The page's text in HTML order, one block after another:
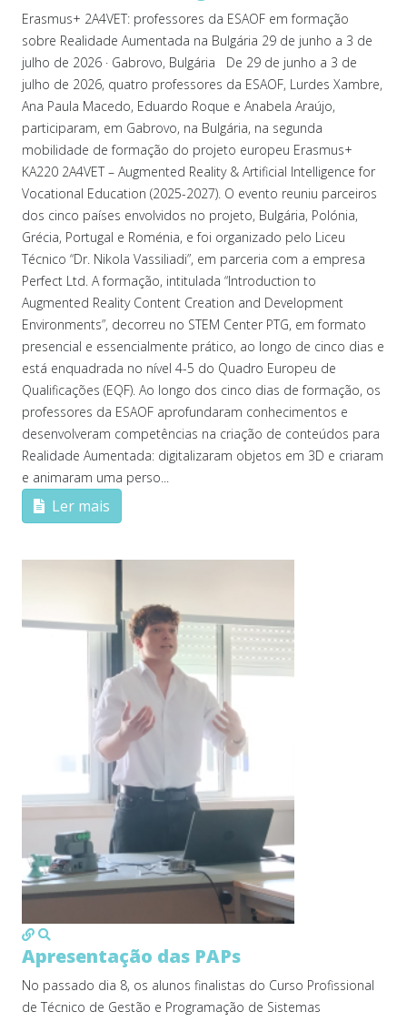
Erasmus+ 2A4VET: professores da ESAOF em formação
sobre Realidade Aumentada na Bulgária 29 de junho a 3 de
julho de 2026 · Gabrovo, Bulgária De 29 de junho a 3 de
julho de 2026, quatro professores da ESAOF, Lurdes Xambre,
Ana Paula Macedo, Eduardo Roque e Anabela Araújo,
participaram, em Gabrovo, na Bulgária, na segunda
mobilidade de formação do projeto europeu Erasmus+
KA220 2A4VET – Augmented Reality & Artificial Intelligence for
Vocational Education (2025-2027). O evento reuniu parceiros
dos cinco países envolvidos no projeto, Bulgária, Polónia,
Grécia, Portugal e Roménia, e foi organizado pelo Liceu
Técnico “Dr. Nikola Vassiliadi”, em parceria com a empresa
Perfect Ltd. A formação, intitulada “Introduction to
Augmented Reality Content Creation and Development
Environments”, decorreu no STEM Center PTG, em formato
presencial e essencialmente prático, ao longo de cinco dias e
está enquadrada no nível 4-5 do Quadro Europeu de
Qualificações (EQF). Ao longo dos cinco dias de formação, os
professores da ESAOF aprofundaram conhecimentos e
desenvolveram competências na criação de conteúdos para
Realidade Aumentada: digitalizaram objetos em 3D e criaram
e animaram uma perso...
Ler mais
MOD_JTCS_VIEW_ARTICLE_LINK
Apresentação das PAPs
No passado dia 8, os alunos finalistas do Curso Profissional
de Técnico de Gestão e Programação de Sistemas